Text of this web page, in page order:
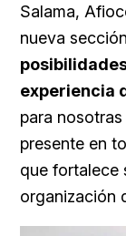
Salama,
nueva
experiencia
para
presente en
que fortalece
organización